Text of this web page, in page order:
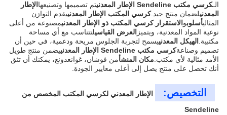
الـكرسي مكتب Sendeline الإطار المعدني تم تصميمها وتصنيعها الإطار
المعدنيلضمان منتج جيد.كرسي المكتب الإطار المعدنييقدم التوازن
المثاليأسلوبو الاستقرار .كرسي المكتب ذو الإطار المعدنيمصنوعة من أعلى
نوعية المواد المعدنية، ويتميز العرض القياسيلتتناسب مع أي مساحة
مكتبية. الهيكل المعدنييسمح لتجربة الجلوس مريحة ودعمية، في حين أن
تصميم وصناعةكرسي مكتب Sendeline الإطار المعدني
يضمن منتج طويل
الأمد مثالية لأي مكتب. مكان المنشأمن فوشان، غوانغدونغ، يمكنك أن تثق
أنك تحصل على منتج يصل إلى أعلى معايير الجودة.
التخصيص:
الإطار المعدني لكرسي المكتب المخصص من
Sendeline